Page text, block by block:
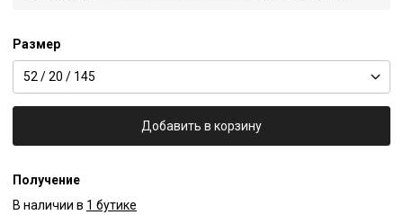
Размер
52 / 20 / 145
Добавить в корзину
Получение
В наличии в 1 бутике